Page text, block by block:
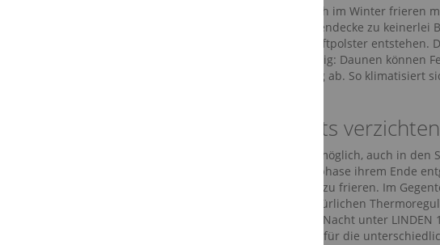
schwitzen noch im Winter frieren
Sommerdaunendecke zu
isolierende Luftpolster entstehen.
genauso wichtig: Daunen
die Umgebung ab. So klimatisiert
Auf nichts verzichten
So ist es also möglich, auch in
sich die Hitzephase ihrem Ende
Daunendecke zu frieren. Im
optimalen natürlichen
rundum. Eine Nacht unter
Füllgewichten für die